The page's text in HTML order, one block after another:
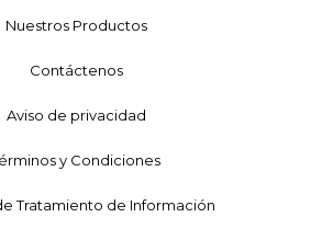
Nuestros Productos
Contáctenos
Aviso de privacidad
y Condiciones
Tratamiento de Información